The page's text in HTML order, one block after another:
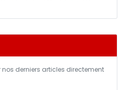
derniers articles directement